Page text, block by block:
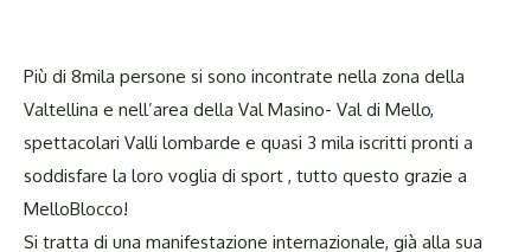
Più di 8mila persone si sono incontrate nella zona della
Valtellina e nell’area della Val Masino- Val di Mello,
spettacolari Valli lombarde e quasi 3 mila iscritti pronti a
soddisfare la loro voglia di sport , tutto questo grazie a
MelloBlocco!
Si tratta di una manifestazione internazionale, già alla sua